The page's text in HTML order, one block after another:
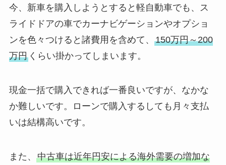
今、新車を購入しようとすると軽自動車でも、ス
ライドドアの車でカーナビゲーションやオプショ
ンを色々つけると諸費用を含めて、 150万円～200
万円くらい掛かってしまいます。
現金一括で購入できれば一番良いですが、なかな
か難しいです。ローンで購入するしても月々支払
いは結構高いです。
また、 中古車は近年円安による海外需要の増加な